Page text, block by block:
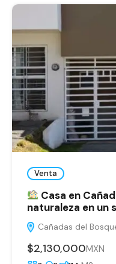
Venta
Casa en
naturaleza en un
Cañadas del
$2,130,000MXN